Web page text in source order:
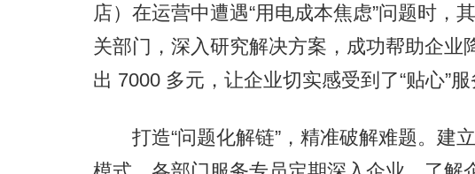
店）在运营中遭遇“用电成本焦虑”问题时，
关部门，深入研究解决方案，成功帮助企业
出 7000 多元，让企业切实感受到了“贴心”服
打造“问题化解链”，精准破解难题。建立